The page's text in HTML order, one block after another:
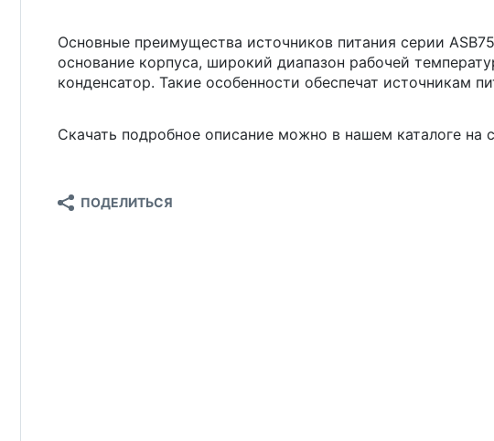
Основные преимущества источников питания серии
основание корпуса, широкий диапазон рабочей
конденсатор. Такие особенности обеспечат источникам
Скачать подробное описание можно в нашем каталоге на
ПОДЕЛИТЬСЯ